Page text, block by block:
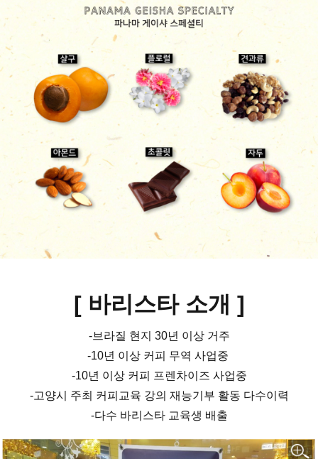
[ 바리스타 소개 ]
-브라질 현지 30년 이상 거주
-10년 이상 커피 무역 사업중
-10년 이상 커피 프렌차이즈 사업중
-고양시 주최 커피교육 강의 재능기부 활동 다수이력
-다수 바리스타 교육생 배출